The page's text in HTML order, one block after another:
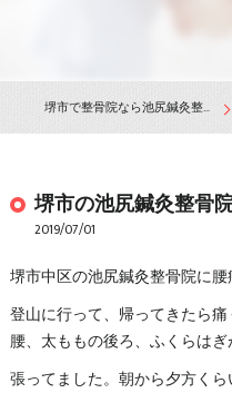
堺市で整骨院なら池尻鍼灸整骨院
堺市の池尻鍼灸整骨
2019/07/01
堺市中区の池尻鍼灸整骨院に腰
登山に行って、帰ってきたら
腰、太ももの後ろ、ふくらはぎ
張ってました。朝から夕方く